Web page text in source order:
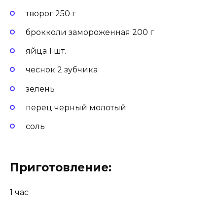
творог 250 г
брокколи замороженная 200 г
яйца 1 шт.
чеснок 2 зубчика
зелень
перец черный молотый
соль
Приготовление:
1 час